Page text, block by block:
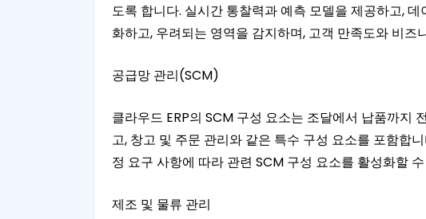
도록 합니다. 실시간 통찰력과 예측 모델을 제공하고,
화하고, 우려되는 영역을 감지하며, 고객 만족도와 비
공급망 관리(SCM)
클라우드 ERP의 SCM 구성 요소는 조달에서 납품까지
고, 창고 및 주문 관리와 같은 특수 구성 요소를 포함합
정 요구 사항에 따라 관련 SCM 구성 요소를 활성화할
제조 및 물류 관리